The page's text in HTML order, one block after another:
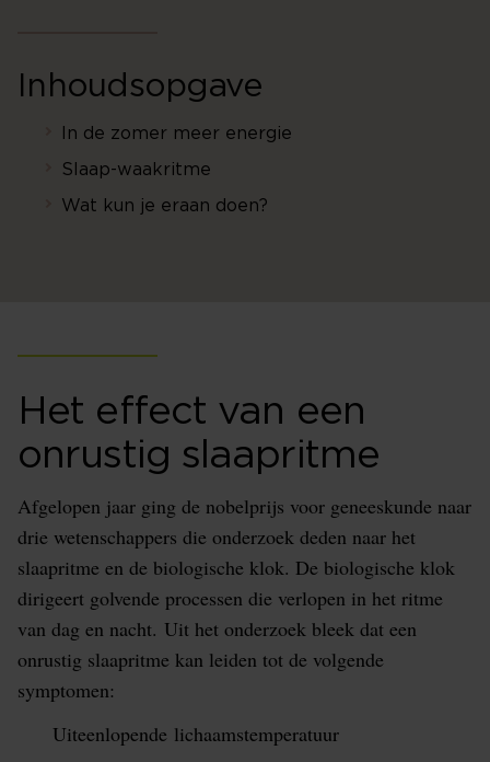
Inhoudsopgave
In de zomer meer energie
Slaap-waakritme
Wat kun je eraan doen?
Het effect van een
onrustig slaapritme
Afgelopen jaar ging de nobelprijs voor geneeskunde naar
drie wetenschappers die onderzoek deden naar het
slaapritme en de biologische klok. De biologische klok
dirigeert golvende processen die verlopen in het ritme
van dag en nacht. Uit het onderzoek bleek dat een
onrustig slaapritme kan leiden tot de volgende
symptomen:
Uiteenlopende lichaamstemperatuur